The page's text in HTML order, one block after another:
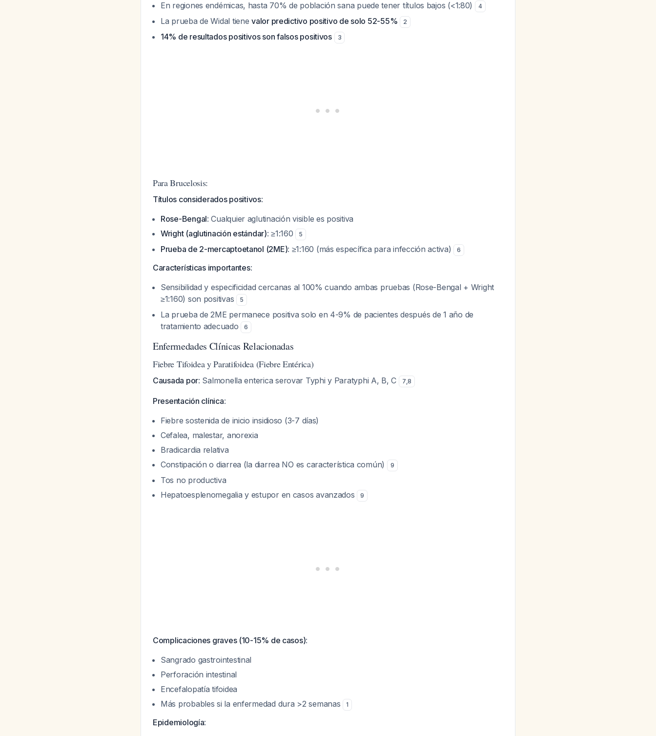
En regiones endémicas, hasta 70% de población sana puede tener títulos bajos (<1:80) 4
La prueba de Widal tienevalor predictivo positivo de solo 52-55% 2
14% de resultados positivos son falsos positivos 3
Para Brucelosis:
Títulos considerados positivos:
Rose-Bengal: Cualquier aglutinación visible es positiva
Wright (aglutinación estándar): ≥1:160 5
Prueba de 2-mercaptoetanol (2ME): ≥1:160 (más específica para infección activa) 6
Características importantes:
Sensibilidad y especificidad cercanas al 100% cuando ambas pruebas (Rose-Bengal + Wright
≥1:160) son positivas
5
La prueba de 2ME permanece positiva solo en 4-9% de pacientes después de 1 año de
tratamiento adecuado
6
Enfermedades Clínicas Relacionadas
Fiebre Tifoidea y Paratifoidea (Fiebre Entérica)
Causada por: Salmonella enterica serovar Typhi y Paratyphi A, B, C 7,8
Presentación clínica:
Fiebre sostenida de inicio insidioso (3-7 días)
Cefalea, malestar, anorexia
Bradicardia relativa
Constipación o diarrea (la diarrea NO es característica común)
9
Tos no productiva
Hepatoesplenomegalia y estupor en casos avanzados
9
Complicaciones graves (10-15% de casos):
Sangrado gastrointestinal
Perforación intestinal
Encefalopatía tifoidea
Más probables si la enfermedad dura >2 semanas
1
Epidemiología: